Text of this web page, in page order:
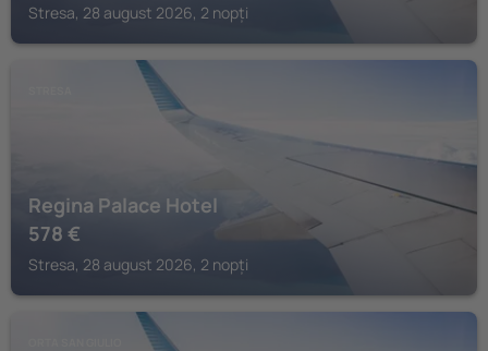
Stresa, 28 august 2026, 2 nopți
Regina Palace Hotel
578 €
Stresa, 28 august 2026, 2 nopți